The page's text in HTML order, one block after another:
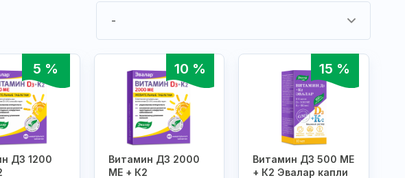
-
5 %
Д3 1200
10 %
Витамин Д3 2000
МЕ + К2
15 %
Витамин Д3 500 МЕ
+ К2 Эвалар капли